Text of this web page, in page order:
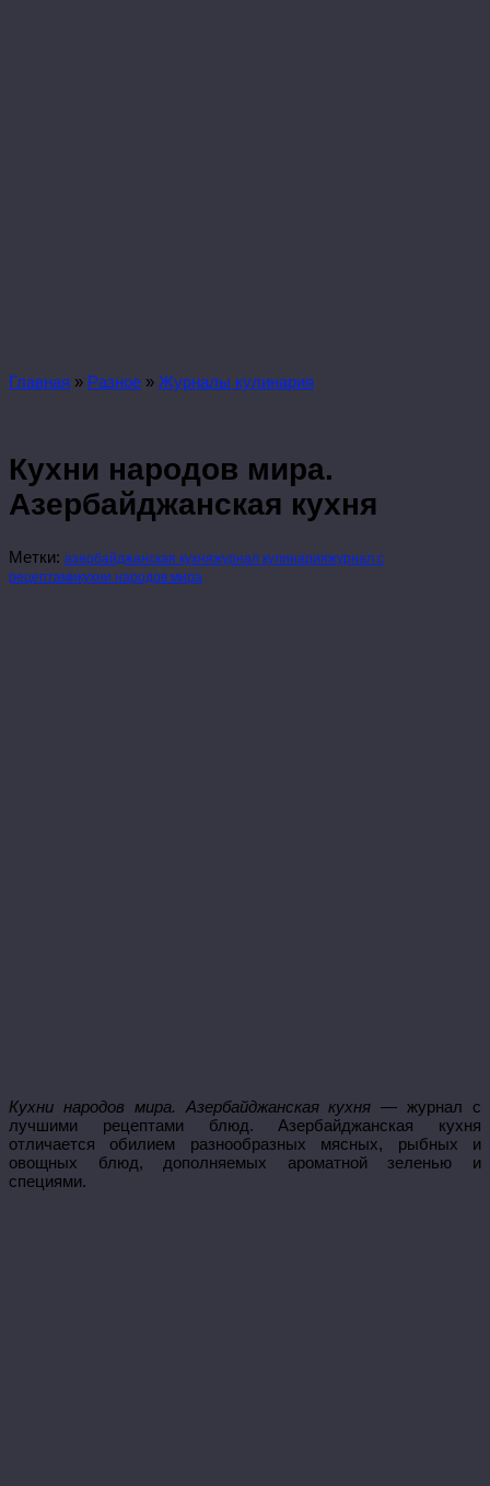
Главная » Разное » Журналы кулинария
Кухни народов мира.
Азербайджанская кухня
Метки: азербайджанская кухняжурнал кулинарияжурнал с
рецептамикухни народов мира
Кухни народов мира. Азербайджанская кухня — журнал с
лучшими рецептами блюд. Азербайджанская кухня
отличается обилием разнообразных мясных, рыбных и
овощных блюд, дополняемых ароматной зеленью и
специями.